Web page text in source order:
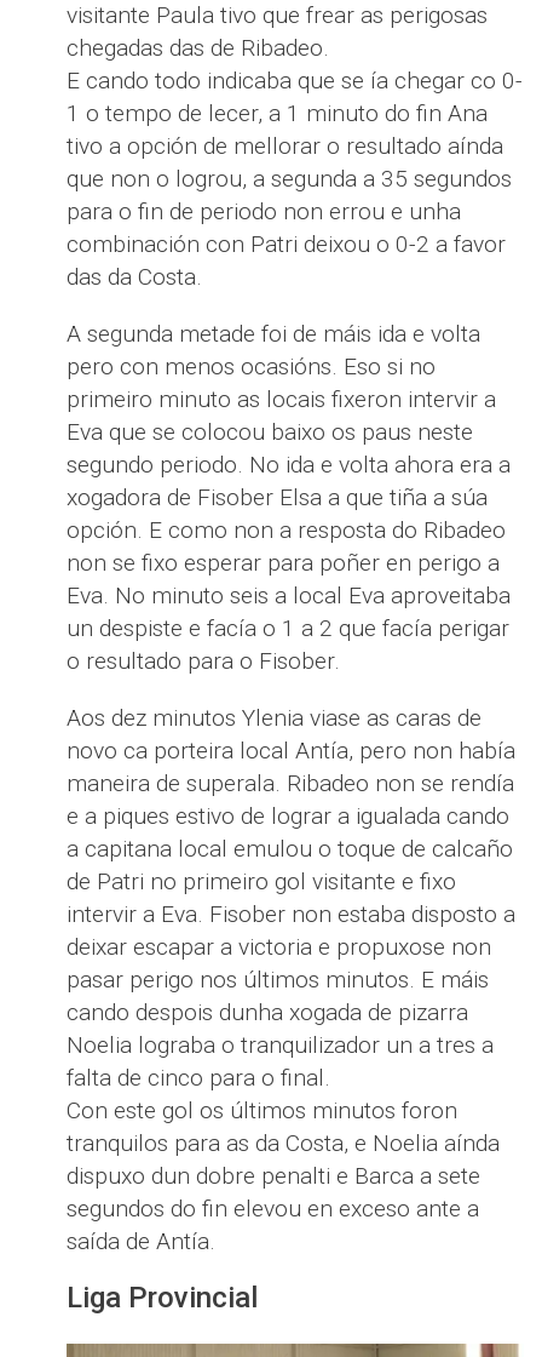
visitante Paula tivo que frear as perigosas
chegadas das de Ribadeo.
E cando todo indicaba que se ía chegar co 0-
1 o tempo de lecer, a 1 minuto do fin Ana
tivo a opción de mellorar o resultado aínda
que non o logrou, a segunda a 35 segundos
para o fin de periodo non errou e unha
combinación con Patri deixou o 0-2 a favor
das da Costa.
A segunda metade foi de máis ida e volta
pero con menos ocasións. Eso si no
primeiro minuto as locais fixeron intervir a
Eva que se colocou baixo os paus neste
segundo periodo. No ida e volta ahora era a
xogadora de Fisober Elsa a que tiña a súa
opción. E como non a resposta do Ribadeo
non se fixo esperar para poñer en perigo a
Eva. No minuto seis a local Eva aproveitaba
un despiste e facía o 1 a 2 que facía perigar
o resultado para o Fisober.
Aos dez minutos Ylenia viase as caras de
novo ca porteira local Antía, pero non había
maneira de superala. Ribadeo non se rendía
e a piques estivo de lograr a igualada cando
a capitana local emulou o toque de calcaño
de Patri no primeiro gol visitante e fixo
intervir a Eva. Fisober non estaba disposto a
deixar escapar a victoria e propuxose non
pasar perigo nos últimos minutos. E máis
cando despois dunha xogada de pizarra
Noelia lograba o tranquilizador un a tres a
falta de cinco para o final.
Con este gol os últimos minutos foron
tranquilos para as da Costa, e Noelia aínda
dispuxo dun dobre penalti e Barca a sete
segundos do fin elevou en exceso ante a
saída de Antía.
Liga Provincial